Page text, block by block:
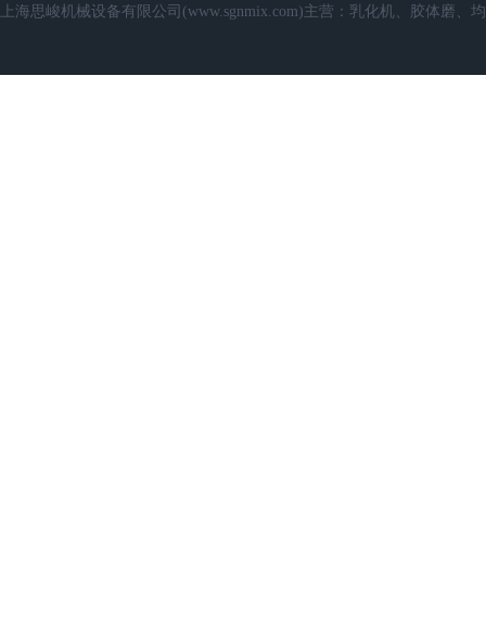
上海思峻机械设备有限公司(www.sgnmix.com)主营：乳化机、胶体磨